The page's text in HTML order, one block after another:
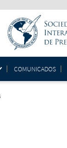
COMUNICADOS